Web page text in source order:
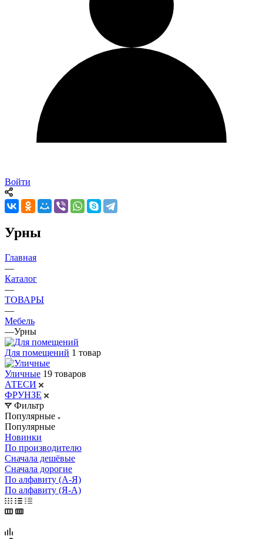
Войти
Урны
Главная
—
Каталог
—
ТОВАРЫ
—
Мебель
—Урны
Для помещений 1 товар
Уличные 19 товаров
АТЕСИ
ФРУНЗЕ
Фильтр
Популярные
Популярные
Новинки
По производителю
Сначала дешёвые
Сначала дорогие
По алфавиту (А-Я)
По алфавиту (Я-А)